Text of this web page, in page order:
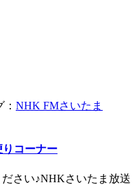
： NHK FMさいたま
りコーナー
さい♪NHKさいたま放送